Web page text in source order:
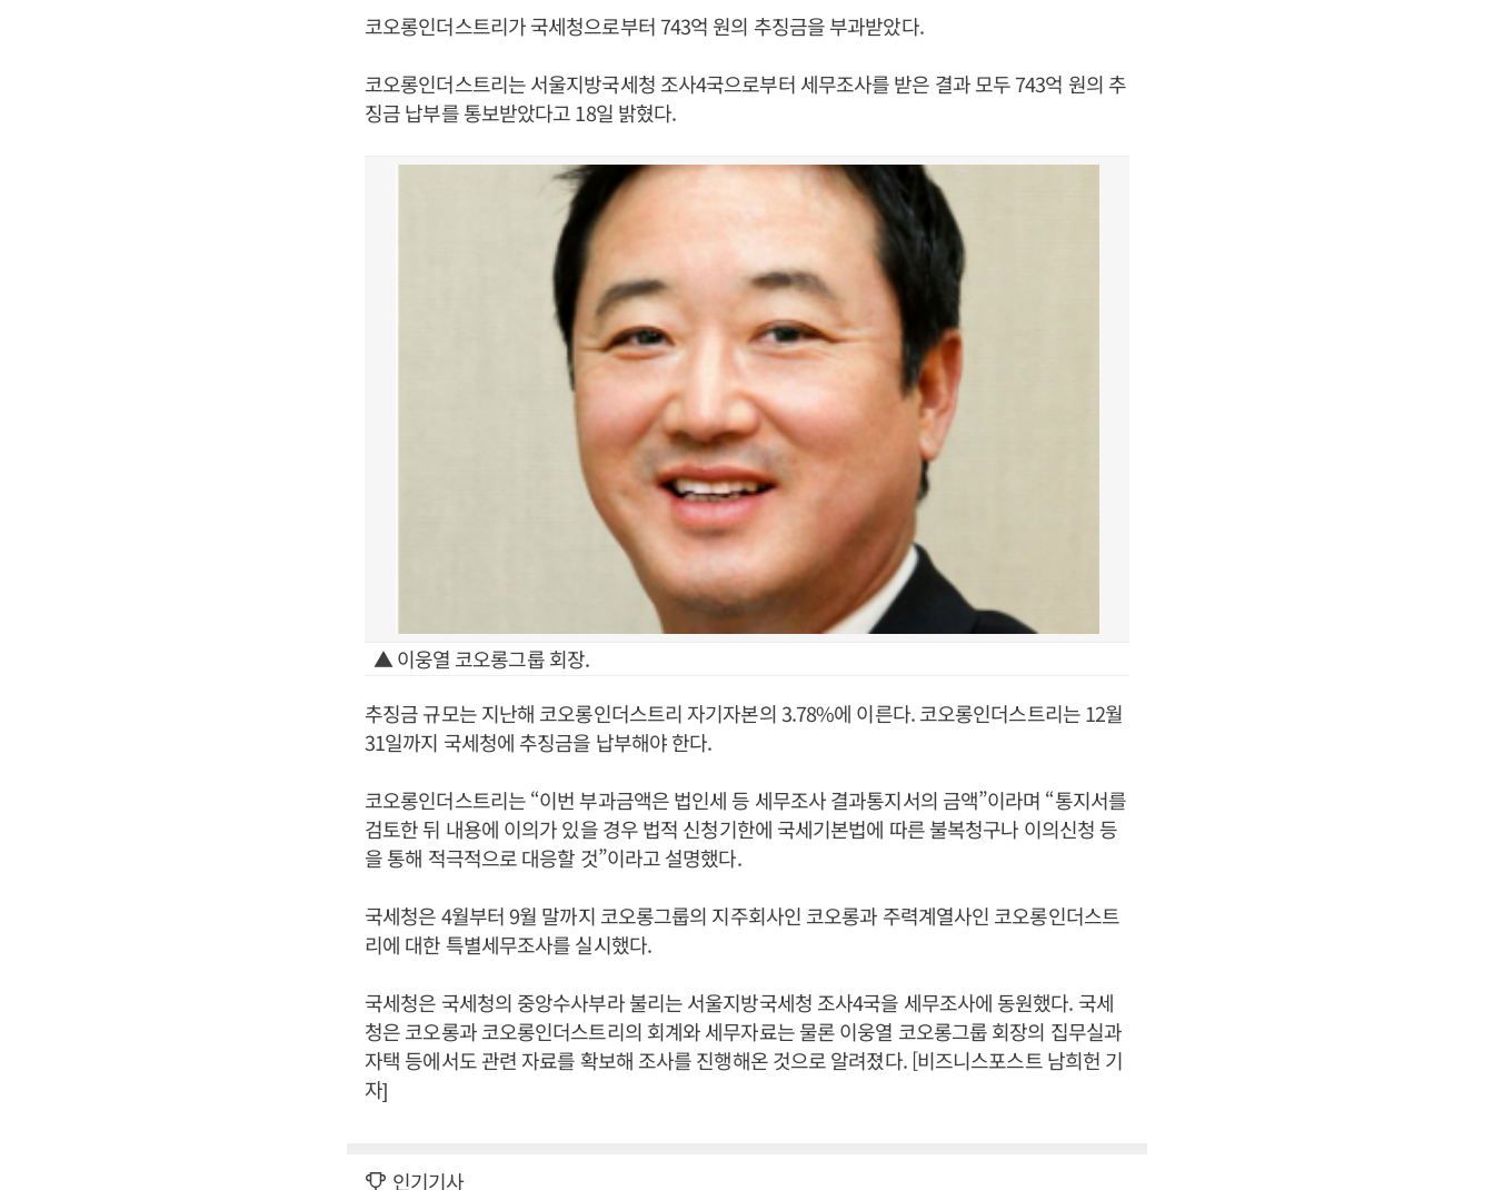
코오롱인더스트리가 국세청으로부터 743억 원의 추징금을 부과받았다.
코오롱인더스트리는 서울지방국세청 조사4국으로부터 세무조사를 받은 결과 모두 743억 원의 추
징금 납부를 통보받았다고 18일 밝혔다.
▲ 이웅열 코오롱그룹 회장.
추징금 규모는 지난해 코오롱인더스트리 자기자본의 3.78%에 이른다. 코오롱인더스트리는 12월
31일까지 국세청에 추징금을 납부해야 한다.
코오롱인더스트리는 “이번 부과금액은 법인세 등 세무조사 결과통지서의 금액”이라며 “통지서를
검토한 뒤 내용에 이의가 있을 경우 법적 신청기한에 국세기본법에 따른 불복청구나 이의신청 등
을 통해 적극적으로 대응할 것”이라고 설명했다.
국세청은 4월부터 9월 말까지 코오롱그룹의 지주회사인 코오롱과 주력계열사인 코오롱인더스트
리에 대한 특별세무조사를 실시했다.
국세청은 국세청의 중앙수사부라 불리는 서울지방국세청 조사4국을 세무조사에 동원했다. 국세
청은 코오롱과 코오롱인더스트리의 회계와 세무자료는 물론 이웅열 코오롱그룹 회장의 집무실과
자택 등에서도 관련 자료를 확보해 조사를 진행해온 것으로 알려졌다. [비즈니스포스트 남희헌 기
자]
인기기사